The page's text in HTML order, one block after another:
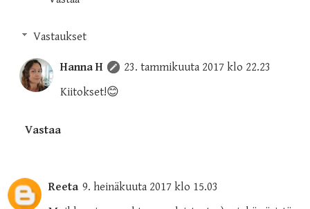
Vastaukset
Hanna H
23. tammikuuta 2017 klo 22.23
Kiitokset!😊
Vastaa
Reeta 9. heinäkuuta 2017 klo 15.03